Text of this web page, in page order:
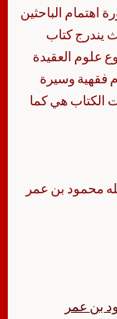
اهتمام الباحثين
يندرج كتاب
علوم العقيدة
فقهية وسيرة
الكتاب هي كما
محمود بن عمر
بن عمر